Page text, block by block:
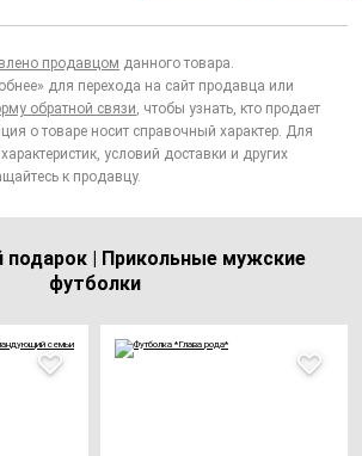
продавцом данного товара.
для перехода на сайт продавца или
обратной связи, чтобы узнать, кто продает
о товаре носит справочный характер. Для
условий доставки и других
к продавцу.
подарок | Прикольные мужские
футболки